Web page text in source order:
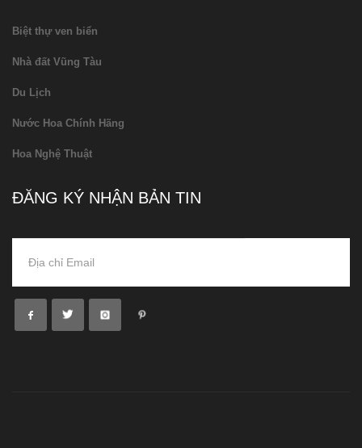
Biệt thự ven biển
Nhà đất Vũng Tàu
Du Lịch
Nước Hoa Chính Hãng
Hoa Nghệ Thuật
ĐĂNG KÝ NHẬN BẢN TIN